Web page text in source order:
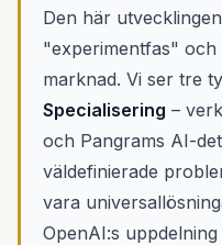
Den här
"experimentfas" och
marknad. Vi ser tre
Specialisering –
och Pangrams AI-
väldefinierade
vara
OpenAI:s